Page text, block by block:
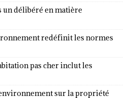
un délibéré en matière
redéfinit les normes
pas cher inclut les
sur la propriété